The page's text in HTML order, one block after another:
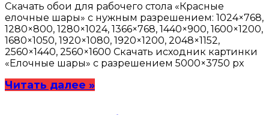
Скачать обои для рабочего стола «Красные
елочные шары» с нужным разрешением: 1024×768,
1280×800, 1280×1024, 1366×768, 1440×900, 1600×1200,
1680×1050, 1920×1080, 1920×1200, 2048×1152,
2560×1440, 2560×1600 Скачать исходник картинки
«Елочные шары» с разрешением 5000×3750 px
Читать далее »